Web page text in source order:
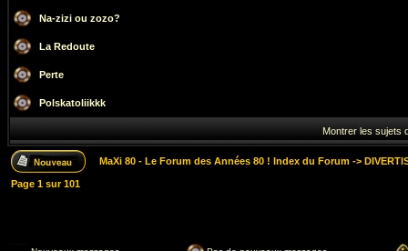
Na-zizi ou zozo?
La Redoute
Perte
Polskatoliikkk
Montrer les sujets
MaXi 80 - Le Forum des Années 80 ! Index du Forum ->
Page 1 sur101